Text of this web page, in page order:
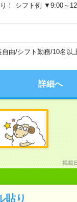
り！ シフト例 ▼9:00～
自由/シフト勤務/10名以
詳細へ
掲載
貼り